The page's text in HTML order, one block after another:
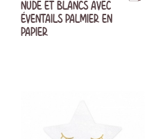
NUDE ET BLANCS AVEC
ÉVENTAILS PALMIER EN
PAPIER